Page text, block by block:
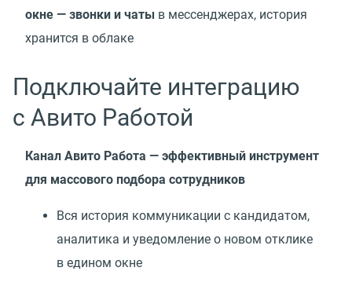
окне — звонки и чаты в мессенджерах, история
хранится в облаке
Подключайте интеграцию
с Авито Работой
Канал Авито Работа — эффективный инструмент
для массового подбора сотрудников
Вся история коммуникации с кандидатом,
аналитика и уведомление о новом отклике
в едином окне